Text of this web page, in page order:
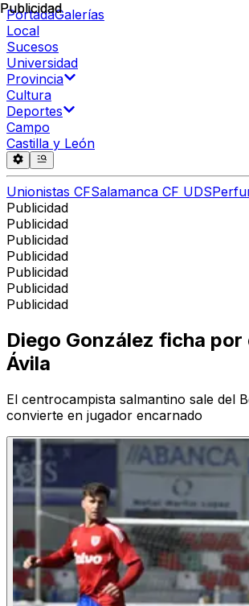
PortadaGalerías
Local
Sucesos
Universidad
Provincia
Cultura
Deportes
Campo
Castilla y León
Unionistas CFSalamanca CF UDS
Publicidad
Publicidad
Publicidad
Publicidad
Publicidad
Publicidad
Publicidad
Publicidad
Diego González ficha por
Ávila
El centrocampista salmantino sale del
convierte en jugador encarnado
Publicidad